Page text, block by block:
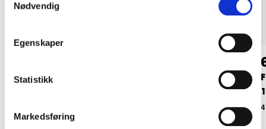
Nødvendig
Egenskaper
Statistikk
Markedsføring
Fleecepledd, 130 x
Fleecepledd, 130 x